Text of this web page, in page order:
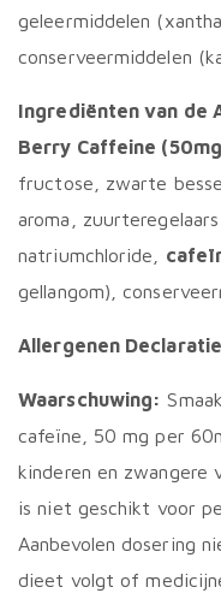
geleermiddelen
conserveermiddelen
Ingrediënten van de
Berry Caffeine
fructose, zwarte
aroma,
natriumchloride,
gellangom),
Allergenen
Waarschuwing:
cafeïne, 50 mg per
kinderen en zwangere
is niet geschikt voor
Aanbevolen dosering
dieet volgt of